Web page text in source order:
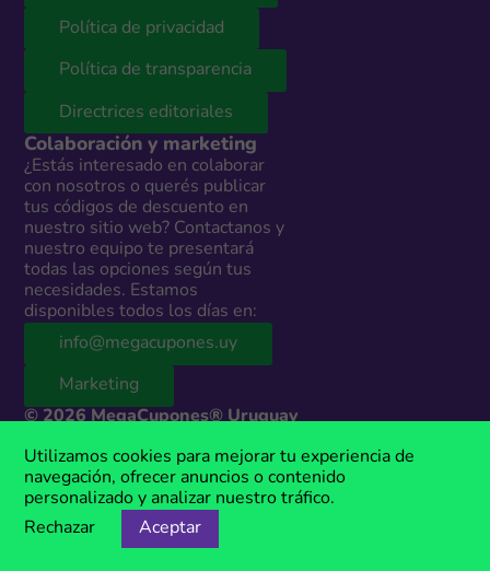
Política de privacidad
Política de transparencia
Directrices editoriales
Colaboración y marketing
¿Estás interesado en colaborar
con nosotros o querés publicar
tus códigos de descuento en
nuestro sitio web? Contactanos y
nuestro equipo te presentará
todas las opciones según tus
necesidades. Estamos
disponibles todos los días en:
info@megacupones.uy
Marketing
© 2026 MegaCupones® Uruguay
Este sitio web contiene enlaces de afiliados a productos y servicios de
terceros. Si realizás una compra a través de estos enlaces, podemos
recibir una comisión sin costo adicional para vos. MegaCupones® es
una marca registrada, propiedad de Anima Media.
Utilizamos cookies para mejorar tu experiencia de
navegación, ofrecer anuncios o contenido
personalizado y analizar nuestro tráfico.
Rechazar
Aceptar